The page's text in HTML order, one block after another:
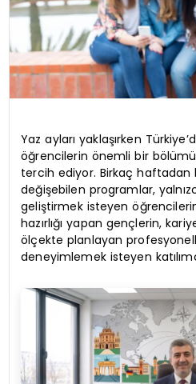
Yaz ayları yaklaşırken
öğrencilerin önemli bir
tercih ediyor. Birkaç haftadan
değişebilen programlar,
geliştirmek isteyen
hazırlığı yapan gençlerin,
ölçekte planlayan
deneyimlemek isteyen